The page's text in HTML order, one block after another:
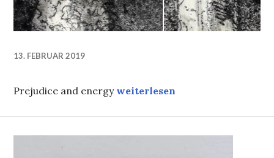
13. FEBRUAR 2019
Prejudice and energy Ätzradierung
weiterlesen